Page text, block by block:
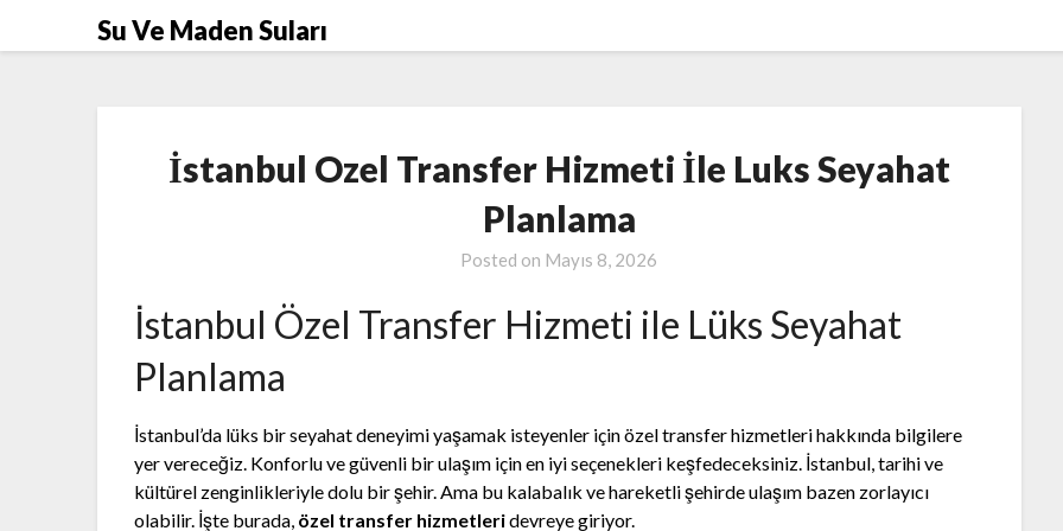
Su Ve Maden Suları
İstanbul Ozel Transfer Hizmeti İle Luks Seyahat
Planlama
Posted on Mayıs 8, 2026
İstanbul Özel Transfer Hizmeti ile Lüks Seyahat
Planlama
İstanbul’da lüks bir seyahat deneyimi yaşamak isteyenler için özel transfer hizmetleri hakkında bilgilere
yer vereceğiz. Konforlu ve güvenli bir ulaşım için en iyi seçenekleri keşfedeceksiniz. İstanbul, tarihi ve
kültürel zenginlikleriyle dolu bir şehir. Ama bu kalabalık ve hareketli şehirde ulaşım bazen zorlayıcı
olabilir. İşte burada, özel transfer hizmetleridevreye giriyor.